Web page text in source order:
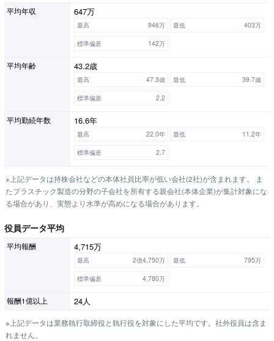
平均年収 647万
最高 946万 最低
403万
標準偏差
142万
平均年齢 43.2歳
最高 47.3歳 最低
39.7歳
標準偏差
2.2
平均勤続年数 16.6年
最高 22.0年 最低
11.2年
標準偏差
2.7
※上記データは持株会社などの本体社員比率が低い会社(2社)が含まれます。 ま
たプラスチック製造の分野の子会社を所有する親会社(本体企業)が集計対象にな
る場合があり、実態より水準が高めになる場合があります。
役員データ平均
平均報酬 4,715万
最高 2億4,750万 最低
795万
標準偏差
4,780万
報酬1億以上 24人
※上記データは業務執行取締役と執行役を対象にした平均です。社外役員は含ま
れません。